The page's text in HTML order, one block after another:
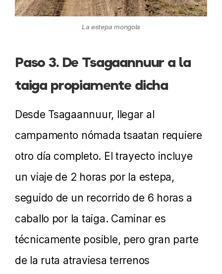
La estepa mongola
Paso 3. De Tsagaannuur a la
taiga propiamente dicha
Desde Tsagaannuur, llegar al
campamento nómada tsaatan requiere
otro día completo. El trayecto incluye
un viaje de 2 horas por la estepa,
seguido de un recorrido de 6 horas a
caballo por la taiga. Caminar es
técnicamente posible, pero gran parte
de la ruta atraviesa terrenos